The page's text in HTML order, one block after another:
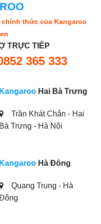
thức của Kangaroo
TRỰC TIẾP
365 333
Kangaroo Hai Bà Trưng
Trần Khát Chân - Hai
Bà Trưng - Hà Nội
Kangaroo Hà Đông
Quang Trung - Hà